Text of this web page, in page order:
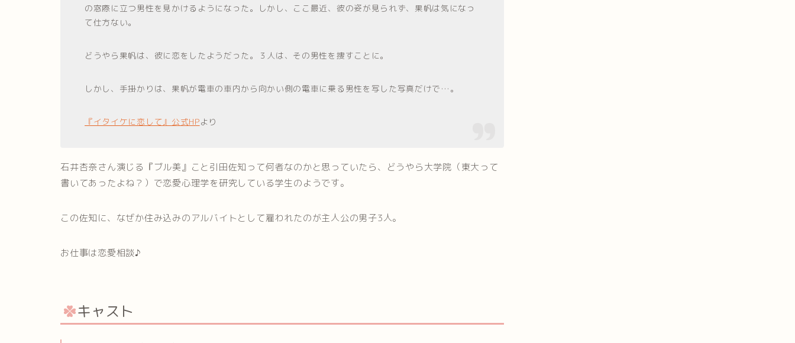
の窓際に立つ男性を見かけるようになった。しかし、ここ最近、彼の姿が見られず、果帆は気になっ
て仕方ない。
どうやら果帆は、彼に恋をしたようだった。３人は、その男性を捜すことに。
しかし、手掛かりは、果帆が電車の車内から向かい側の電車に乗る男性を写した写真だけで…。
『イタイケに恋して』公式HPより
石井杏奈さん演じる『ブル美』こと引田佐知って何者なのかと思っていたら、どうやら大学院（東大って
書いてあったよね？）で恋愛心理学を研究している学生のようです。
この佐知に、なぜか住み込みのアルバイトとして雇われたのが主人公の男子3人。
お仕事は恋愛相談♪
キャスト